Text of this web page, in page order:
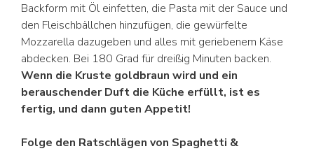
Backform mit Öl einfetten, die Pasta mit der Sauce und
den Fleischbällchen hinzufügen, die gewürfelte
Mozzarella dazugeben und alles mit geriebenem Käse
abdecken. Bei 180 Grad für dreißig Minuten backen.
Wenn die Kruste goldbraun wird und ein
berauschender Duft die Küche erfüllt, ist es
fertig, und dann guten Appetit!
Folge den Ratschlägen von Spaghetti &